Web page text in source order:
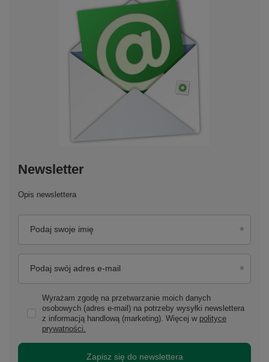
Newsletter
Opis newslettera
Podaj swoje imię
Podaj swój adres e-mail
Wyrażam zgodę na przetwarzanie moich danych
osobowych (adres e-mail) na potrzeby wysyłki newslettera
z informacją handlową (marketing). Więcej w polityce
prywatności.
Zapisz się do newslettera